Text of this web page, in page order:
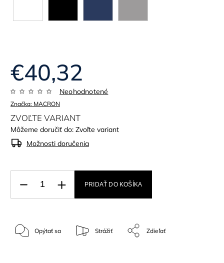
Značka: MACRON
Neohodnotené
€40,32
ZVOĽTE VARIANT
Môžeme doručiť do: Zvoľte variant
Možnosti doručenia
PRIDAŤ DO KOŠÍKA
Opýtať sa Strážiť Zdieľať